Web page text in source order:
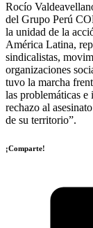
Rocío
del Grupo Perú
la unidad de la
América Latina,
sindicalistas,
organizaciones
tuvo la marcha
las problemáticas e
rechazo al
de su territorio”.
¡Comparte!